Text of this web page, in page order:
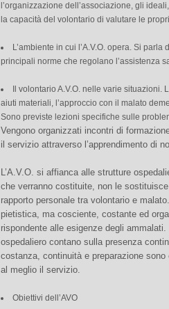
l’organizzazione dell’associazione, gli
la capacità del volontario di valutare le
L’ambiente in cui l’A.V.O. opera. Si
principali norme che regolano l’assistenza
Il volontario A.V.O. nelle varie
aiuti materiali, l’approccio con il malato
Sono previste lezioni specifiche sulle
Vengono organizzati incontri di
il servizio attraverso l’apprendimento di
L’A.V.O. si affianca alle strutture
che verranno costituite, non le
rapporto personale tra volontario e
pietistica, ma cosciente, costante ed
rispondente alle esigenze degli
ospedaliero contano sulla presenza
costanza, continuità e preparazione
al meglio il servizio.
Obiettivi dell’AVO